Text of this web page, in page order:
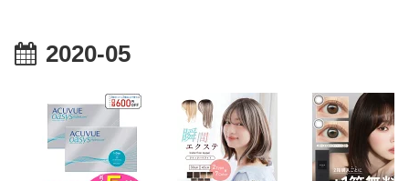
2020-05